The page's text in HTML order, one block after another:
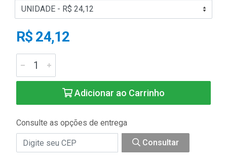
R$ 24,12
Adicionar ao Carrinho
Consulte as opções de entrega
Consultar